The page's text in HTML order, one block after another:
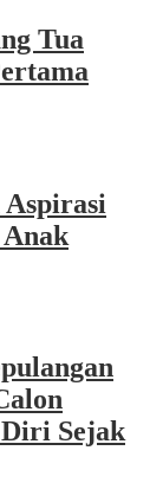
Tua
Diri Sejak